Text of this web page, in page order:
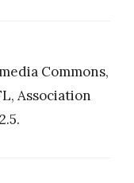
Commons,
Association